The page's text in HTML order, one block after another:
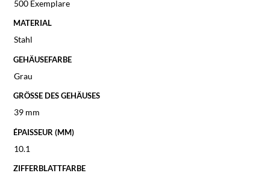
500 Exemplare
MATERIAL
Stahl
GEHÄUSEFARBE
Grau
GRÖSSE DES GEHÄUSES
39 mm
ÉPAISSEUR (MM)
10.1
ZIFFERBLATTFARBE